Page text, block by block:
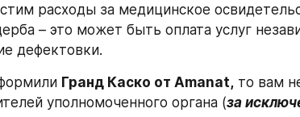
расходы за медицинское
– это может быть оплата услуг
дефектовки.
Гранд Каско от Amanat, то вам
уполномоченного органа (за